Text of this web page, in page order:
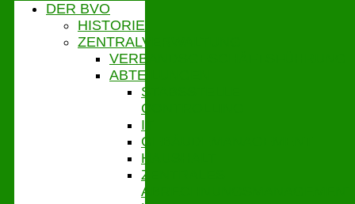
DER BVO
HISTORIE
ZENTRALVERWALTUNG
VERBANDSGESCHÄFTSFÜHRUNG
ABTEILUNGEN
STABSSTELLE
CONTROLLING
IT
GEBÄUDEMANAGEMENT
HAUSHALT
ZENTRALES
ABRECHNUNGSMANAGEMENT